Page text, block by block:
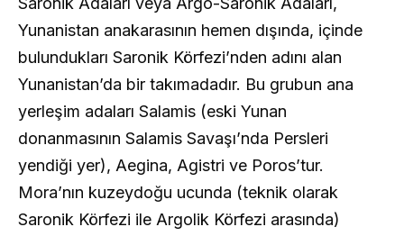
Yunanistan anakarasının hemen dışında, içinde
bulundukları Saronik Körfezi’nden adını alan
Yunanistan’da bir takımadadır. Bu grubun ana
yerleşim adaları Salamis (eski Yunan
donanmasının Salamis Savaşı’nda Persleri
yendiği yer), Aegina, Agistri ve Poros’tur.
Mora’nın kuzeydoğu ucunda (teknik olarak
Saronik Körfezi ile Argolik Körfezi arasında)